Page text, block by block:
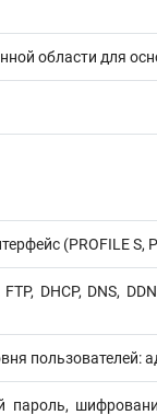
области для
(PROFILE S,
DHCP, DNS,
пользователей: